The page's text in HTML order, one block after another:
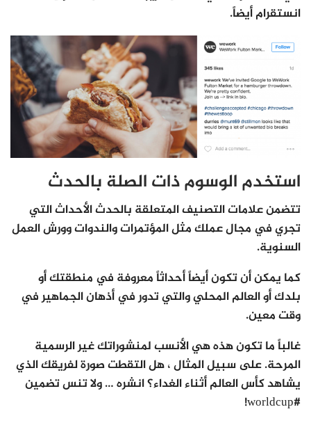
انستقرام أيضاً.
استخدم الوسوم ذات الصلة بالحدث
تتضمن علامات التصنيف المتعلقة بالحدث الأحداث التي
تجري في مجال عملك مثل المؤتمرات والندوات وورش العمل
السنوية.
كما يمكن أن تكون أيضاً أحداثاً معروفة في منطقتك أو
بلدك أو العالم المحلي والتي تدور في أذهان الجماهير في
وقت معين.
غالباً ما تكون هذه هي الأنسب لمنشوراتك غير الرسمية
المرحة. على سبيل المثال ، هل التقطت صورة لفريقك الذي
يشاهد كأس العالم أثناء الغداء؟ انشره … ولا تنس تضمين
#worldcup!